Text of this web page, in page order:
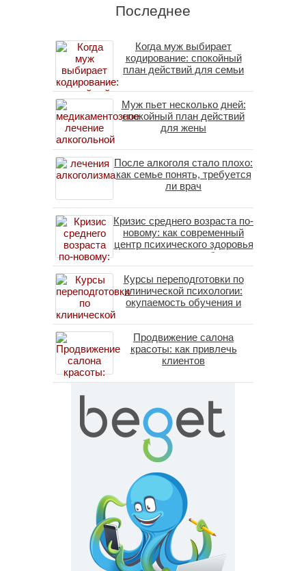
Последнее
Когда муж выбирает
кодирование: спокойный
план действий для семьи
Муж пьет несколько дней:
спокойный план действий
для жены
После алкоголя стало плохо:
как семье понять, требуется
ли врач
Кризис среднего возраста по-
новому: как современный
центр психического здоровья
помогает пересобрать
личность без таблеток
(методы ДПДГ и КПТ)
Курсы переподготовки по
клинической психологии:
окупаемость обучения и
специалистов в 2026 году
Продвижение салона
красоты: как привлечь
клиентов